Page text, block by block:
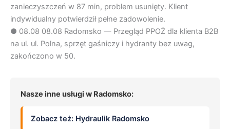
zanieczyszczeń w 87 min, problem usunięty. Klient
indywidualny potwierdził pełne zadowolenie.
● 08.08 08.08 Radomsko — Przegląd PPOŻ dla klienta B2B
na ul. ul. Polna, sprzęt gaśniczy i hydranty bez uwag,
zakończono w 50.
Nasze inne usługi w Radomsko:
Zobacz też: Hydraulik Radomsko